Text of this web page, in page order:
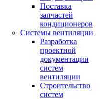
Поставка
запчастей
кондиционеров
Системы вентиляции
Разработка
проектной
документации
систем
вентиляции
Строительство
систем